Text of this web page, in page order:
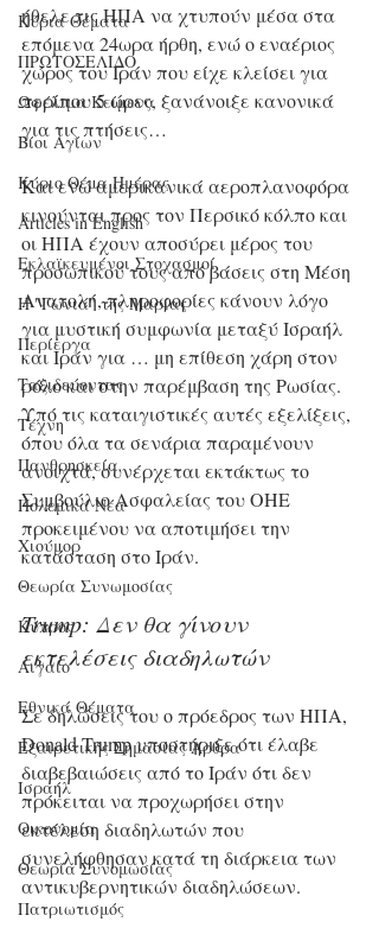
Κύρια Θέματα
ΠΡΩΤΟΣΕΛΙΔΟ
Ωφέλιμα Κείμενα
Βίοι Αγίων
Κύριο Θέμα Ημέρας
Articles in English
Εκλαϊκευμένοι Στοχασμοί
Η "Γωνιά" της Μαρίας
Περίεργα
Ταξιδεύοντας
Τέχνη
Πανθρησκεία
Πολεμικά Νέα
Χιούμορ
Θεωρία Συνωμοσίας
Κύπρος
Αιγαίο
Εθνικά Θέματα
Εξαιρετικής Σημασίας Άρθρα
Ισραήλ
Οικονομία
Θεωρία Συνομωσίας
Πατριωτισμός
ήθελε τις ΗΠΑ να χτυπούν μέσα στα
επόμενα 24ωρα ήρθη, ενώ ο εναέριος
χώρος του Ιράν που είχε κλείσει για
περίπου 5 ώρες, ξανάνοιξε κανονικά
για τις πτήσεις…
Και ενώ αμερικανικά αεροπλανοφόρα
κινούνται προς τον Περσικό κόλπο και
οι ΗΠΑ έχουν αποσύρει μέρος του
προσωπικού τους από βάσεις στη Μέση
Ανατολή, πληροφορίες κάνουν λόγο
για μυστική συμφωνία μεταξύ Ισραήλ
και Ιράν για … μη επίθεση χάρη στον
ρόλο και στην παρέμβαση της Ρωσίας.
Υπό τις καταιγιστικές αυτές εξελίξεις,
όπου όλα τα σενάρια παραμένουν
ανοιχτά, συνέρχεται εκτάκτως το
Συμβούλιο Ασφαλείας του ΟΗΕ
προκειμένου να αποτιμήσει την
κατάσταση στο Ιράν.
Trump: Δεν θα γίνουν
εκτελέσεις διαδηλωτών
Σε δηλώσεις του ο πρόεδρος των ΗΠΑ,
Donald Trump υποστήριξε ότι έλαβε
διαβεβαιώσεις από το Ιράν ότι δεν
πρόκειται να προχωρήσει στην
εκτέλεση διαδηλωτών που
συνελήφθησαν κατά τη διάρκεια των
αντικυβερνητικών διαδηλώσεων.